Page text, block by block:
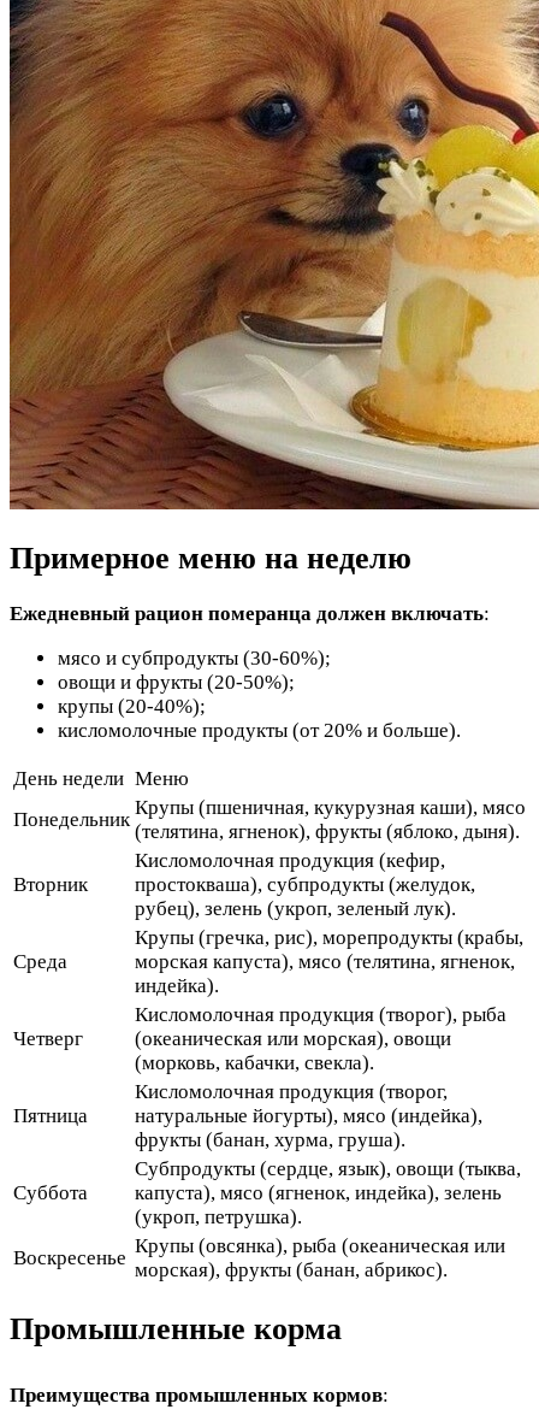
Примерное меню на неделю
Ежедневный рацион померанца должен включать:
мясо и субпродукты (30-60%);
овощи и фрукты (20-50%);
крупы (20-40%);
кисломолочные продукты (от 20% и больше).
День недели Меню
Понедельник
Крупы (пшеничная, кукурузная каши), мясо
(телятина, ягненок), фрукты (яблоко, дыня).
Вторник
Кисломолочная продукция (кефир,
простокваша), субпродукты (желудок,
рубец), зелень (укроп, зеленый лук).
Среда
Крупы (гречка, рис), морепродукты (крабы,
морская капуста), мясо (телятина, ягненок,
индейка).
Четверг
Кисломолочная продукция (творог), рыба
(океаническая или морская), овощи
(морковь, кабачки, свекла).
Пятница
Кисломолочная продукция (творог,
натуральные йогурты), мясо (индейка),
фрукты (банан, хурма, груша).
Суббота
Субпродукты (сердце, язык), овощи (тыква,
капуста), мясо (ягненок, индейка), зелень
(укроп, петрушка).
Воскресенье
Крупы (овсянка), рыба (океаническая или
морская), фрукты (банан, абрикос).
Промышленные корма
Преимущества промышленных кормов: